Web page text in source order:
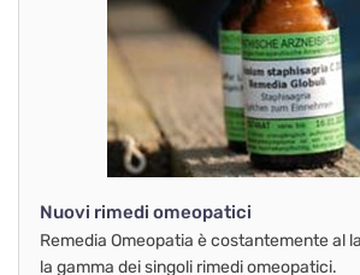
Nuovi rimedi omeopatici
Remedia Omeopatia è costantemente al
la gamma dei singoli rimedi omeopatici.